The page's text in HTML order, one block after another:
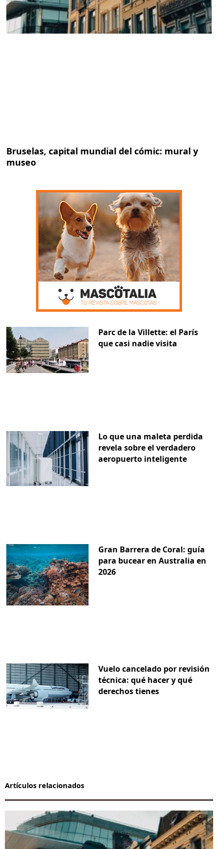
Bruselas, capital mundial del cómic: mural y
museo
Parc de la Villette: el París
que casi nadie visita
Lo que una maleta perdida
revela sobre el verdadero
aeropuerto inteligente
Gran Barrera de Coral: guía
para bucear en Australia en
2026
Vuelo cancelado por revisión
técnica: qué hacer y qué
derechos tienes
Artículos relacionados